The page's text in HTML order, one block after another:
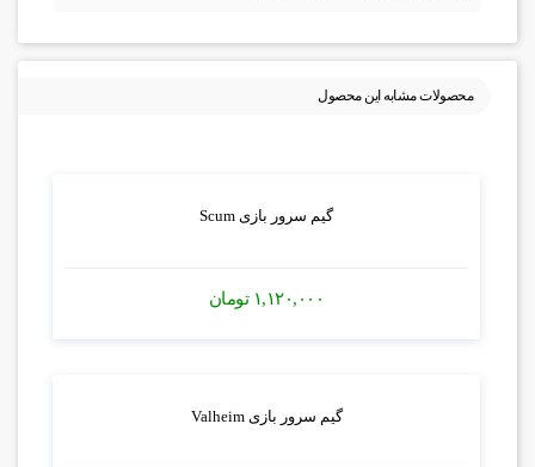
محصولات مشابه این محصول
گیم سرور بازی Scum
۱,۱۲۰,۰۰۰ تومان
گیم سرور بازی Valheim